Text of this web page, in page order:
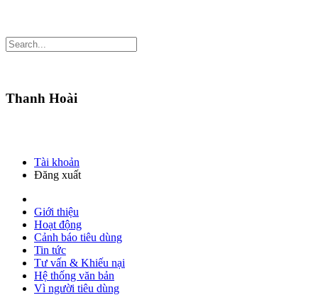
Thanh Hoài
Tài khoản
Đăng xuất
Giới thiệu
Hoạt động
Cảnh báo tiêu dùng
Tin tức
Tư vấn & Khiếu nại
Hệ thống văn bản
Vì người tiêu dùng